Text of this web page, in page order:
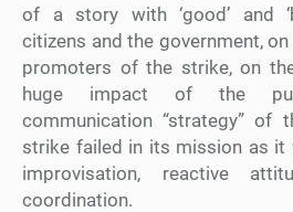
of a story with ‘good’ and
citizens and the government,
promoters of the strike, on
huge impact of the
communication “strategy” of
strike failed in its mission as it
improvisation, reactive
coordination.